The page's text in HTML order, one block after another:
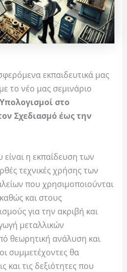
εκπαιδευτικά μας
το νέο μας σεμινάριο
στο
Σχεδιασμό έως την
η εκπαίδευση των
τεχνικές χρήσης των
που χρησιμοποιούνται
και στους
για την ακριβή και
μεταλλικών
θεωρητική ανάλυση και
συμμετέχοντες θα
και τις δεξιότητες που